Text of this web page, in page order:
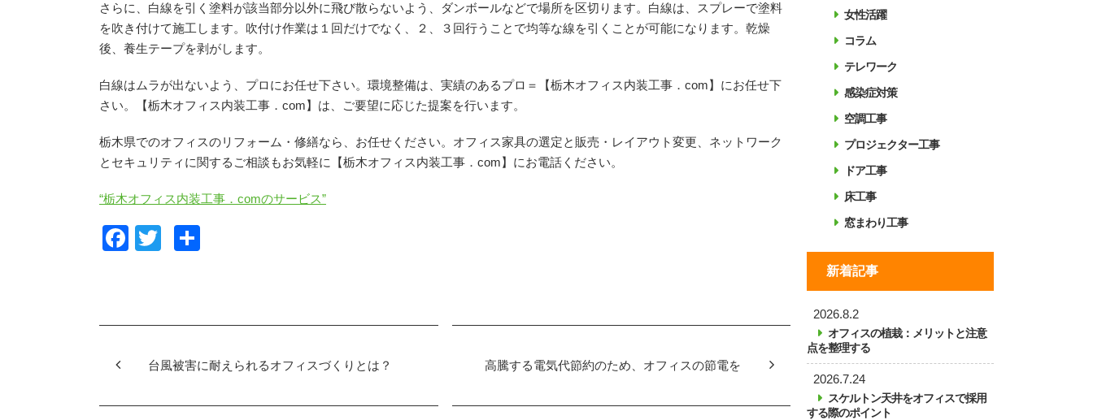
さらに、白線を引く塗料が該当部分以外に飛び散らないよう、ダンボールなどで場所を区切ります。白線は、スプレーで塗料
を吹き付けて施工します。吹付け作業は１回だけでなく、２、３回行うことで均等な線を引くことが可能になります。乾燥
後、養生テープを剥がします。
白線はムラが出ないよう、プロにお任せ下さい。環境整備は、実績のあるプロ＝【栃木オフィス内装工事．com】にお任せ下
さい。【栃木オフィス内装工事．com】は、ご要望に応じた提案を行います。
栃木県でのオフィスのリフォーム・修繕なら、お任せください。オフィス家具の選定と販売・レイアウト変更、ネットワーク
とセキュリティに関するご相談もお気軽に【栃木オフィス内装工事．com】にお電話ください。
“栃木オフィス内装工事．comのサービス”
F
台風被害に耐えられるオフィスづくりとは？ 高騰する電気代節約のため、オフィスの節電を
女性活躍
コラム
テレワーク
感染症対策
空調工事
プロジェクター工事
ドア工事
床工事
窓まわり工事
新着記事
2026.8.2
オフィスの植栽：メリットと注意
点を整理する
2026.7.24
スケルトン天井をオフィスで採用
する際のポイント